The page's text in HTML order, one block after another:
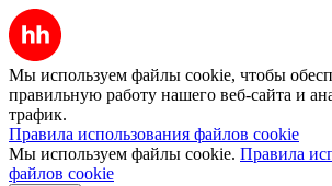
Мы используем файлы cookie, чтобы
правильную работу нашего веб-сайта и
трафик.
Правила использования файлов cookie
Мы используем файлы cookie. Правила
файлов cookie